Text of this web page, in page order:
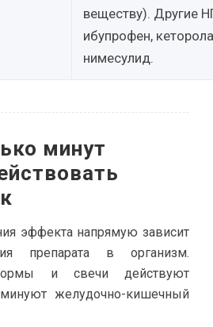
веществу). Другие
ибупрофен,
нимесулид.
минут
эффекта напрямую зависит
препарата в организм.
и свечи действуют
желудочно-кишечный